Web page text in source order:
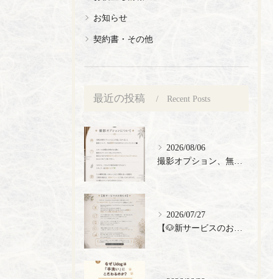
お知らせ
契約書・その他
最近の投稿 Recent Posts
2026/08/06
2026/07/27